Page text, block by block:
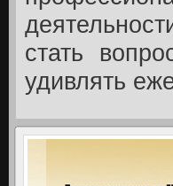
стать
удивлять